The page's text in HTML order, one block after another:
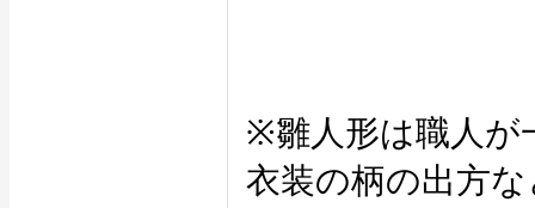
※雛人形は職人が
衣装の柄の出方